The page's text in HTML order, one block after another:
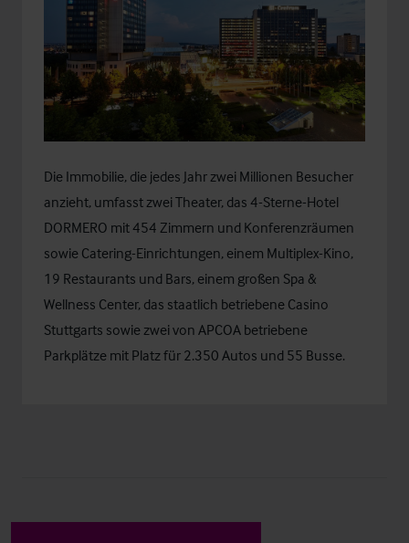
Die Immobilie, die jedes Jahr zwei Millionen Besucher
anzieht, umfasst zwei Theater, das 4-Sterne-Hotel
DORMERO mit 454 Zimmern und Konferenzräumen
sowie Catering-Einrichtungen, einem Multiplex-Kino,
19 Restaurants und Bars, einem großen Spa &
Wellness Center, das staatlich betriebene Casino
Stuttgarts sowie zwei von APCOA betriebene
Parkplätze mit Platz für 2.350 Autos und 55 Busse.